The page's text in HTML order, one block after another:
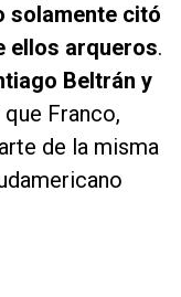
solamente citó
ellos arqueros.
Beltrán y
que Franco,
de la misma